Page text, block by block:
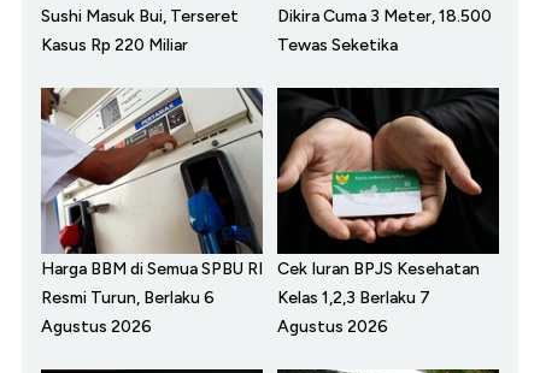
Sushi Masuk Bui, Terseret
Kasus Rp 220 Miliar
Dikira Cuma 3 Meter, 18.500
Tewas Seketika
Harga BBM di Semua SPBU RI
Resmi Turun, Berlaku 6
Agustus 2026
Cek Iuran BPJS Kesehatan
Kelas 1,2,3 Berlaku 7
Agustus 2026